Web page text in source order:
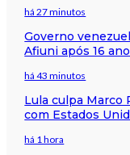
há 27 minutos
Governo
Afiuni após 16
há 43 minutos
Lula culpa Marco
com Estados
há 1 hora